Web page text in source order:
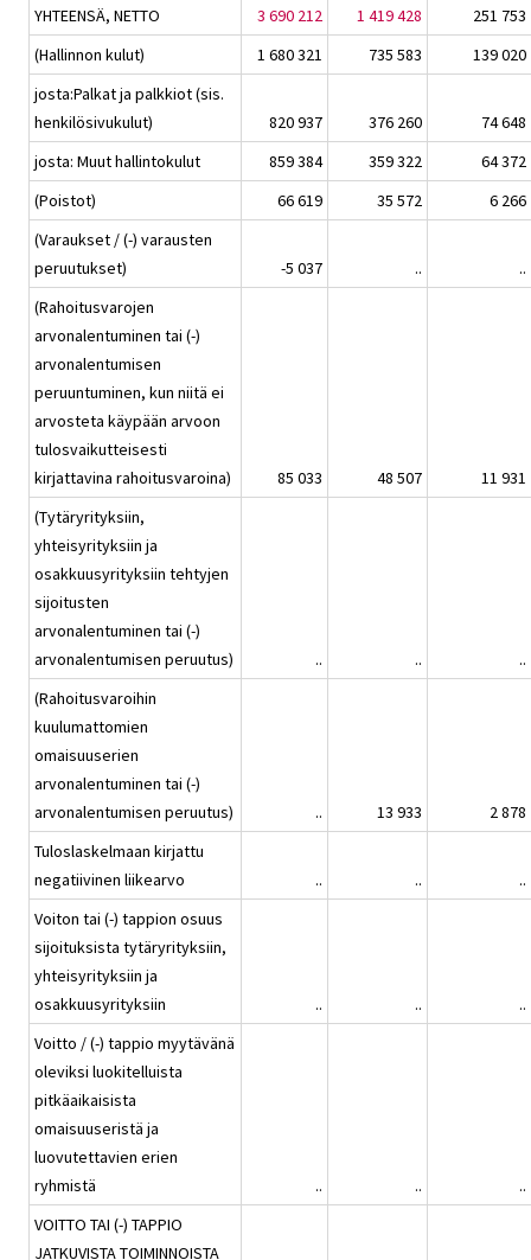
YHTEENSÄ, NETTO
3 690 212 1 419 428
251 753
(Hallinnon kulut)
1 680 321 735 583
139 020
josta:Palkat ja palkkiot (sis.
henkilösivukulut)
820 937 376 260
74 648
josta: Muut hallintokulut
859 384 359 322
64 372
(Poistot)
66 619 35 572
6 266
(Varaukset / (-) varausten
peruutukset)
-5 037 ..
..
(Rahoitusvarojen
arvonalentuminen tai (-)
arvonalentumisen
peruuntuminen, kun niitä ei
arvosteta käypään arvoon
tulosvaikutteisesti
kirjattavina rahoitusvaroina)
85 033 48 507
11 931
(Tytäryrityksiin,
yhteisyrityksiin ja
osakkuusyrityksiin tehtyjen
sijoitusten
arvonalentuminen tai (-)
arvonalentumisen peruutus)
.. ..
..
(Rahoitusvaroihin
kuulumattomien
omaisuuserien
arvonalentuminen tai (-)
arvonalentumisen peruutus)
.. 13 933
2 878
Tuloslaskelmaan kirjattu
negatiivinen liikearvo
.. ..
..
Voiton tai (-) tappion osuus
sijoituksista tytäryrityksiin,
yhteisyrityksiin ja
osakkuusyrityksiin
.. ..
..
Voitto / (-) tappio myytävänä
oleviksi luokitelluista
pitkäaikaisista
omaisuuseristä ja
luovutettavien erien
ryhmistä
.. ..
..
VOITTO TAI (-) TAPPIO
JATKUVISTA TOIMINNOISTA